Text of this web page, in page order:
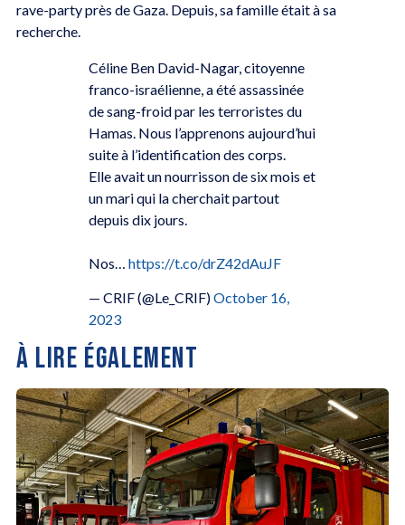
rave-party près de Gaza. Depuis, sa famille était à sa
recherche.
Céline Ben David-Nagar, citoyenne
franco-israélienne, a été assassinée
de sang-froid par les terroristes du
Hamas. Nous l’apprenons aujourd’hui
suite à l’identification des corps.
Elle avait un nourrisson de six mois et
un mari qui la cherchait partout
depuis dix jours.
Nos… https://t.co/drZ42dAuJF
— CRIF (@Le_CRIF)October 16,
2023
À LIRE ÉGALEMENT